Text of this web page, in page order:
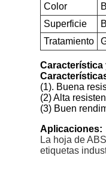
Color
Superficie
Tratamiento
Característica
(1). Buena
(2) Alta
(3) Buen
Aplicaciones:
La hoja de
etiquetas